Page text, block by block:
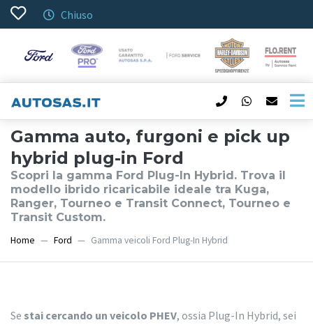
Chiuso
Gamma auto, furgoni e pick up
hybrid plug-in Ford
Scopri la gamma Ford Plug-In Hybrid. Trova il
modello ibrido ricaricabile ideale tra Kuga,
Ranger, Tourneo e Transit Connect, Tourneo e
Transit Custom.
Home Ford Gamma veicoli Ford Plug-In Hybrid
Se stai cercando un veicolo PHEV, ossia Plug-In Hybrid, sei